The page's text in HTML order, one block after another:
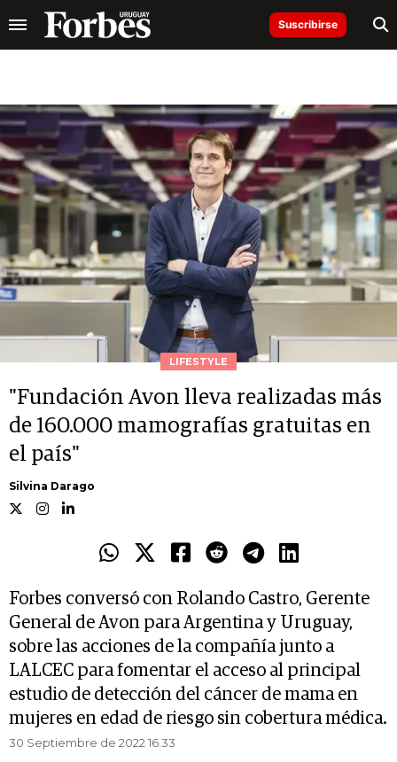
Suscribirse
LIFESTYLE
"Fundación Avon lleva realizadas más
de 160.000 mamografías gratuitas en
el país"
Silvina Darago
Forbes conversó con Rolando Castro, Gerente
General de Avon para Argentina y Uruguay,
sobre las acciones de la compañía junto a
LALCEC para fomentar el acceso al principal
estudio de detección del cáncer de mama en
mujeres en edad de riesgo sin cobertura médica.
30 Septiembre de 2022 16.33